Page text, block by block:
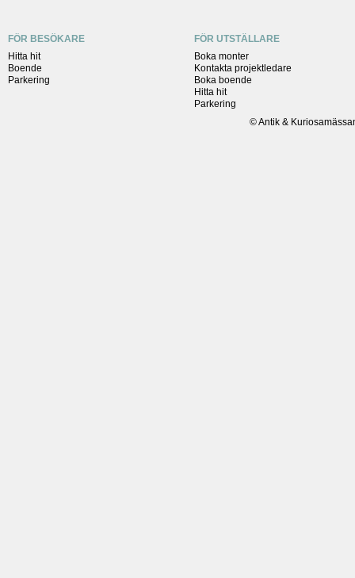
FÖR BESÖKARE
Hitta hit
Boende
Parkering
FÖR UTSTÄLLARE
Boka monter
Kontakta projektledare
Boka boende
Hitta hit
Parkering
© Antik &